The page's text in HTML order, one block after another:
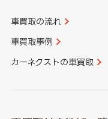
車買取の流れ
車買取事例
カーネクストの車買取